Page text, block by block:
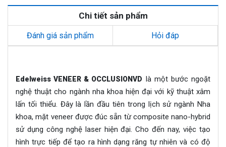
Chi tiết sản phẩm
Đánh giá sản phẩm Hỏi đáp
Edelweiss VENEER & OCCLUSIONVD là một bước ngoặt
nghệ thuật cho ngành nha khoa hiện đại với kỹ thuật xâm
lấn tối thiểu. Đây là lần đầu tiên trong lịch sử ngành Nha
khoa, mặt veneer được đúc sẵn từ composite nano-hybrid
sử dụng công nghệ laser hiện đại. Cho đến nay, việc tạo
hình trực tiếp để tạo ra hình dạng răng tự nhiên và có độ